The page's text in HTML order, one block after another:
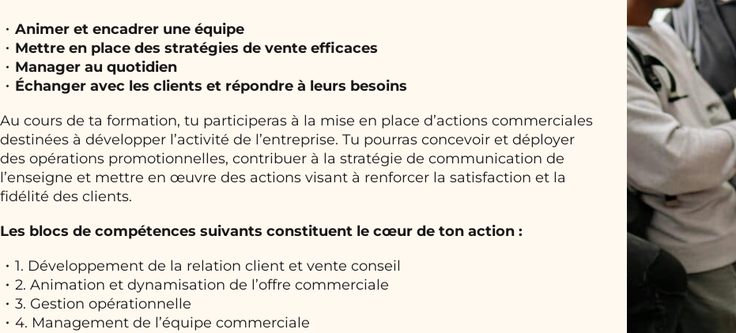
Animer et encadrer une équipe
Mettre en place des stratégies de vente efficaces
Manager au quotidien
Échanger avec les clients et répondre à leurs besoins
Au cours de ta formation, tu participeras à la mise en place d’actions commerciales
destinées à développer l’activité de l’entreprise. Tu pourras concevoir et déployer
des opérations promotionnelles, contribuer à la stratégie de communication de
l’enseigne et mettre en œuvre des actions visant à renforcer la satisfaction et la
fidélité des clients.
Les blocs de compétences suivants constituent le cœur de ton action :
1. Développement de la relation client et vente conseil
2. Animation et dynamisation de l’offre commerciale
3. Gestion opérationnelle
4. Management de l’équipe commerciale